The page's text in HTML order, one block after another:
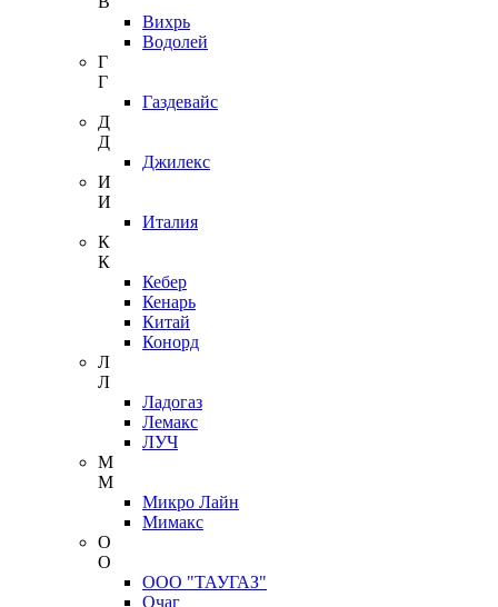
Вихрь
Водолей
Г
Г
Газдевайс
Д
Д
Джилекс
И
И
Италия
К
К
Кебер
Кенарь
Китай
Конорд
Л
Л
Ладогаз
Лемакс
ЛУЧ
М
М
Микро Лайн
Мимакс
О
О
ООО "ТАУГАЗ"
Очаг